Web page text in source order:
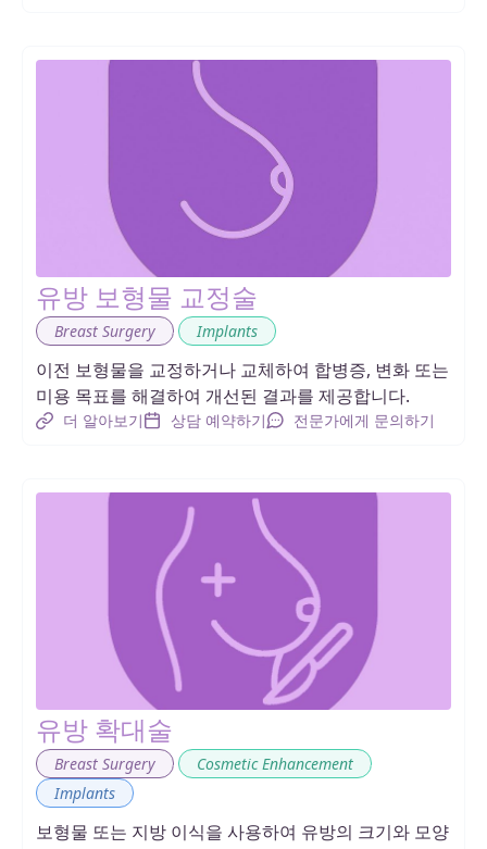
유방 보형물 교정술
Breast Surgery Implants
이전 보형물을 교정하거나 교체하여 합병증, 변화 또는
미용 목표를 해결하여 개선된 결과를 제공합니다.
더 알아보기 상담 예약하기 전문가에게 문의하기
유방 확대술
Breast Surgery Cosmetic Enhancement
Implants
보형물 또는 지방 이식을 사용하여 유방의 크기와 모양